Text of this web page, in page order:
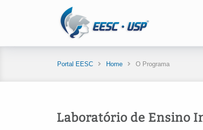
Portal EESC Home O Programa
Laboratório de Ensino